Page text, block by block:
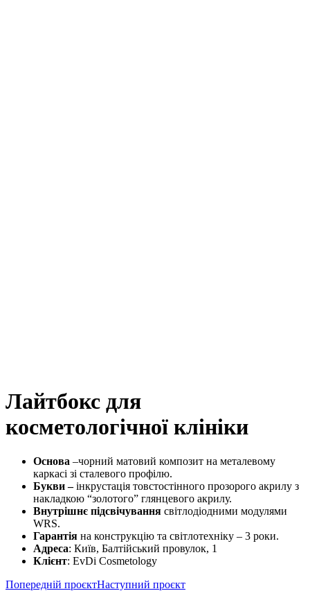
Лайтбокс для
косметологічної клініки
Основа –чорний матовий композит на металевому
каркасі зі сталевого профілю.
Букви –інкрустація товстостінного прозорого акрилу з
накладкою “золотого” глянцевого акрилу.
Внутрішнє підсвічування світлодіодними модулями
WRS.
Гарантія на конструкцію та світлотехніку – 3 роки.
Адреса: Київ, Балтійський провулок, 1
Клієнт: EvDi Cosmetology
Попередній проєктНаступний проєкт